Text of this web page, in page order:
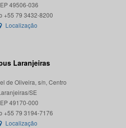
49506-036
Localização
Laranjeiras
de Oliveira, s/n, Centro
SE
49170-000
Localização